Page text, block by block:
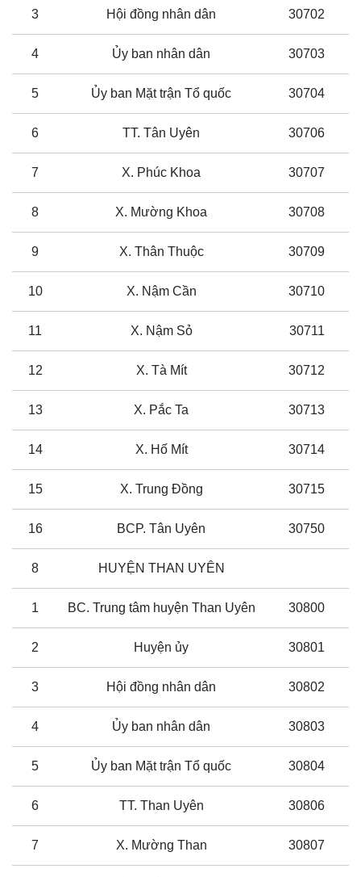
3 Hội đồng nhân dân 30702
4 Ủy ban nhân dân 30703
5 Ủy ban Mặt trận Tổ quốc 30704
6 TT. Tân Uyên 30706
7 X. Phúc Khoa 30707
8 X. Mường Khoa 30708
9 X. Thân Thuộc 30709
10 X. Nậm Cần 30710
11 X. Nậm Sỏ 30711
12 X. Tà Mít 30712
13 X. Pắc Ta 30713
14 X. Hố Mít 30714
15 X. Trung Đồng 30715
16 BCP. Tân Uyên 30750
8 HUYỆN THAN UYÊN
1 BC. Trung tâm huyện Than Uyên 30800
2 Huyện ủy 30801
3 Hội đồng nhân dân 30802
4 Ủy ban nhân dân 30803
5 Ủy ban Mặt trận Tổ quốc 30804
6 TT. Than Uyên 30806
7 X. Mường Than 30807